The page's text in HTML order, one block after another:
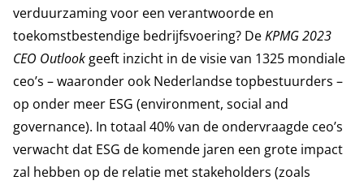
verduurzaming voor een verantwoorde en
toekomstbestendige bedrijfsvoering? DeKPMG 2023
CEO Outlook geeft inzicht in de visie van 1325 mondiale
ceo’s – waaronder ook Nederlandse topbestuurders –
op onder meer ESG (environment, social and
governance). In totaal 40% van de ondervraagde ceo’s
verwacht dat ESG de komende jaren een grote impact
zal hebben op de relatie met stakeholders (zoals